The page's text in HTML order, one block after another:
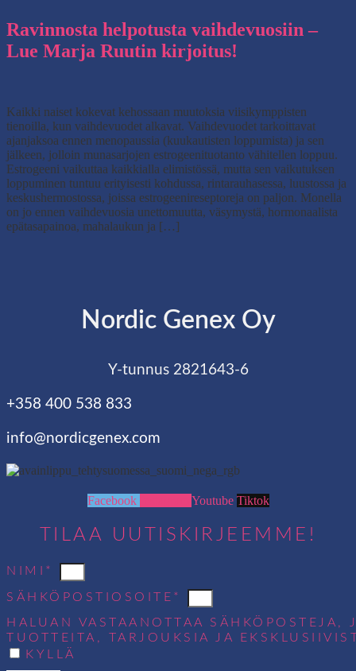
Ravinnosta helpotusta vaihdevuosiin –
Lue Marja Ruutin kirjoitus!
Kaikki naiset kokevat kehossaan muutoksia viisikymppisten
tienoilla, kun vaihdevuodet alkavat. Vaihdevuodet tarkoittavat
ajanjaksoa ennen menopaussia (kuukautisten loppumista) ja sen
jälkeen, jolloin munasarjojen estrogeenituotanto vähitellen loppuu.
Estrogeeni vaikuttaa kaikkialla elimistössä, mutta sen vaikutuksen
loppuminen tuntuu erityisesti kohdussa, rintarauhasessa, luustossa ja
keskushermostossa, joissa estrogeenireseptoreja on paljon. Monella
on jo ennen vaihdevuosia unettomuutta, väsymystä, hormonaalista
epätasapainoa, mahalaukun ja […]
Nordic Genex Oy
Y-tunnus 2821643-6
+358 400 538 833
info@nordicgenex.com
Facebook Youtube Tiktok
TILAA UUTISKIRJEEMME!
NIMI*
SÄHKÖPOSTIOSOITE*
HALUAN VASTAANOTTAA
TUOTTEITA, TARJOUKSIA JA
KYLLÄ